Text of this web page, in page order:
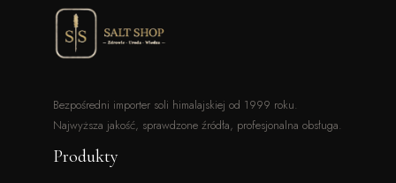
Bezpośredni importer soli himalajskiej od 1999 roku.
Najwyższa jakość, sprawdzone źródła, profesjonalna obsługa.
Produkty